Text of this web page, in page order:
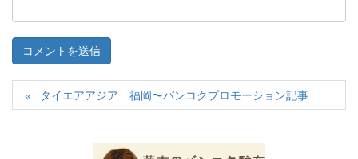
タイエアアジア 福岡〜バンコクプロモーション記事